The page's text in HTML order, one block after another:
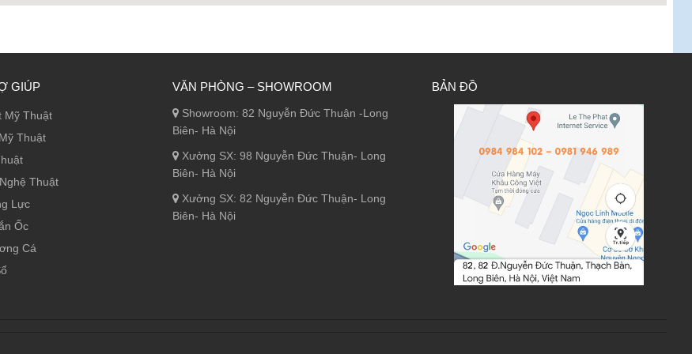
GIÚP
Mỹ Thuật
Thuật
Thuật
Lực
Ốc
Cá
VĂN PHÒNG – SHOWROOM
Showroom: 82 Nguyễn Đức Thuận -Long
Biên- Hà Nội
Xưởng SX: 98 Nguyễn Đức Thuận- Long
Biên- Hà Nội
Xưởng SX: 82 Nguyễn Đức Thuận- Long
Biên- Hà Nội
BẢN ĐỒ